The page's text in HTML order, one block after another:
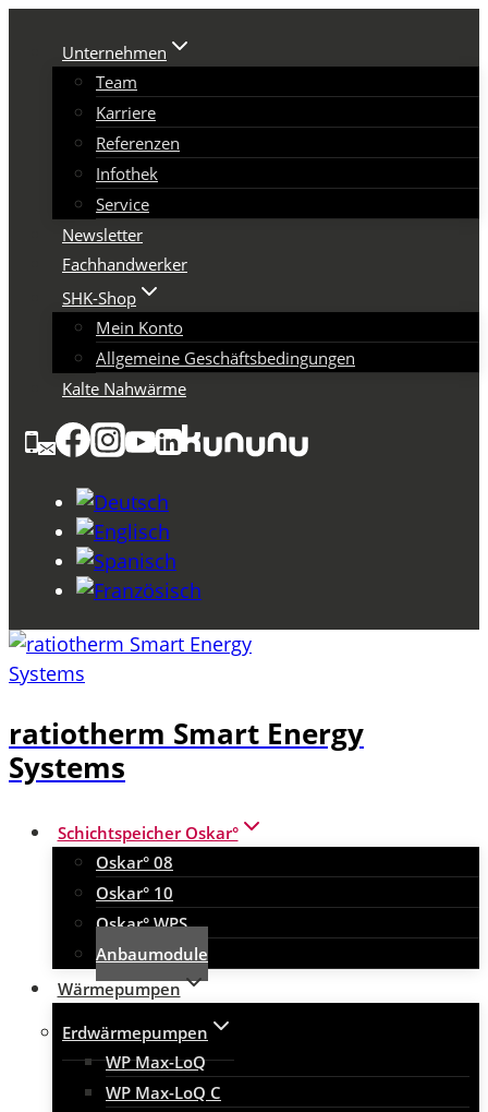
springen
Unternehmen
Team
Karriere
Referenzen
Infothek
Service
Newsletter
Fachhandwerker
SHK-Shop
Mein Konto
Allgemeine Geschäftsbedingungen
Kalte Nahwärme
ratiotherm Smart Energy
Systems
Schichtspeicher Oskar°
Oskar° 08
Oskar° 10
Oskar° WPS
Anbaumodule
Wärmepumpen
Erdwärmepumpen
WP Max-LoQ
WP Max-LoQ C